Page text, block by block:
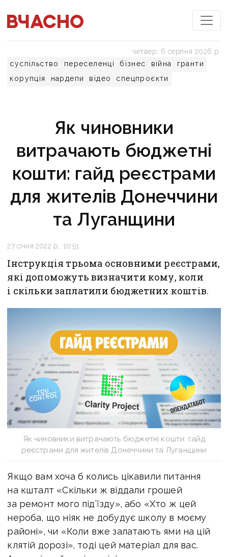
суспільство переселенці бізнес війна
гранти
корупція
нардепи відео спецпроєкти
четвер, 6 серпня 2026 р.
Як чиновники
витрачають бюджетні
кошти: гайд реєстрами
для жителів Донеччини
та Луганщини
27 січня 2022 р., 10:51
Інструкція трьома основними реєстрами,
які допоможуть визначити кому, коли
і скільки заплатили бюджетних коштів.
Як чиновники витрачають бюджетні кошти: гайд
реєстрами для жителів Донеччини та Луганщини
Якщо вам хоча б колись цікавили питання
на кшталт «Скільки ж віддали грошей
за ремонт мого під’їзду», або «Хто ж цей
нероба, що ніяк не добудує школу в моєму
районі», чи «Коли вже залатають ями на цій
клятій дорозі», тоді цей матеріал для вас.